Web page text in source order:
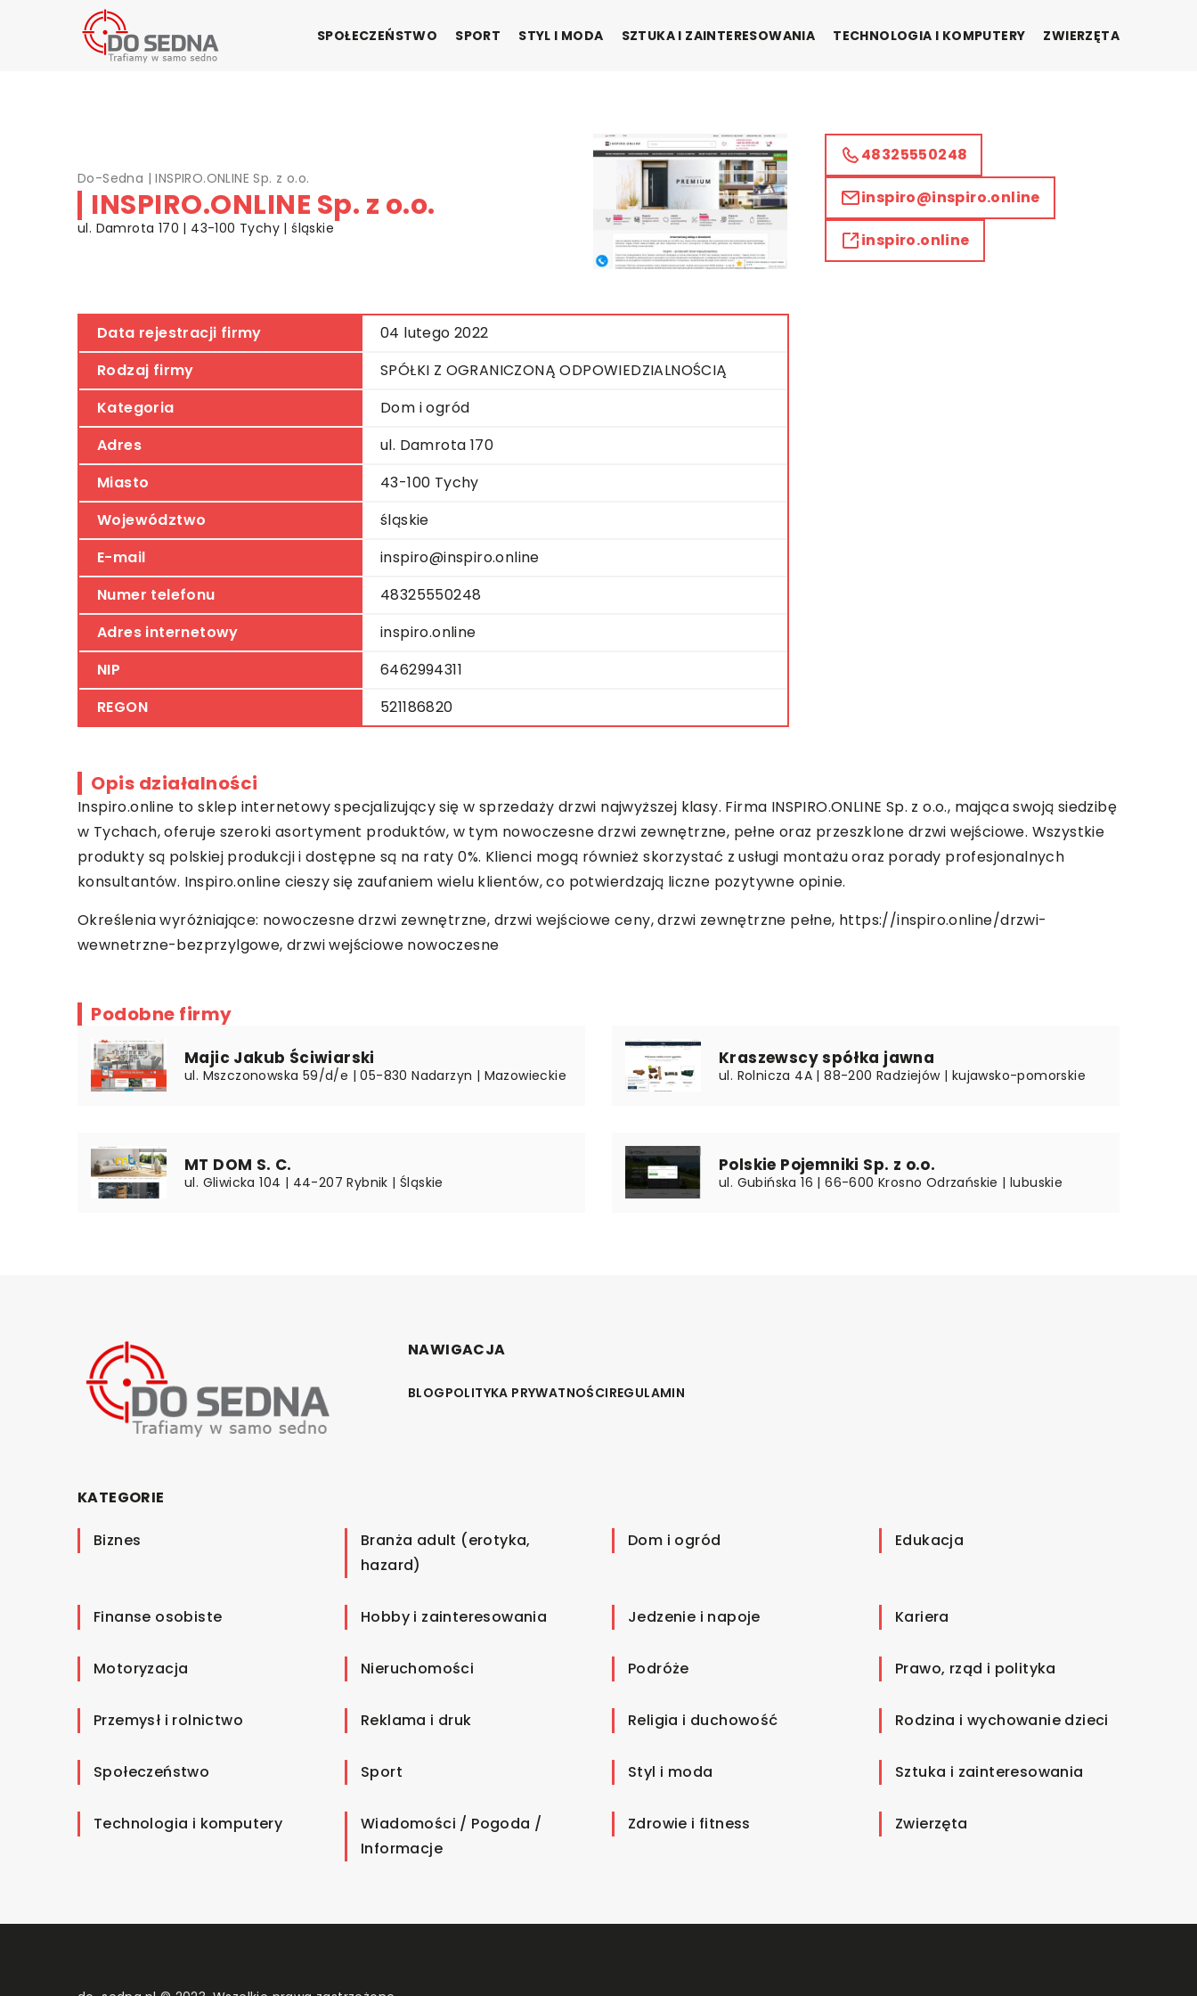
SPOŁECZEŃSTWO SPORT STYL I MODA SZTUKA I ZAINTERESOWANIA TECHNOLOGIA I KOMPUTERY ZWIERZĘTA
Do-Sedna |INSPIRO.ONLINE Sp. z o.o.
INSPIRO.ONLINE Sp. z o.o.
ul. Damrota 170 | 43-100 Tychy | śląskie
Data rejestracji firmy
04 lutego 2022
Rodzaj firmy
SPÓŁKI Z OGRANICZONĄ ODPOWIEDZIALNOŚCIĄ
Kategoria
Dom i ogród
Adres
ul. Damrota 170
Miasto
43-100 Tychy
Województwo
śląskie
E-mail
inspiro@inspiro.online
Numer telefonu
48325550248
Adres internetowy
inspiro.online
NIP
6462994311
REGON
521186820
48325550248
inspiro@inspiro.online
inspiro.online
Opis działalności
Inspiro.online to sklep internetowy specjalizujący się w sprzedaży drzwi najwyższej klasy. Firma INSPIRO.ONLINE Sp. z o.o., mająca swoją siedzibę
w Tychach, oferuje szeroki asortyment produktów, w tym nowoczesne drzwi zewnętrzne, pełne oraz przeszklone drzwi wejściowe. Wszystkie
produkty są polskiej produkcji i dostępne są na raty 0%. Klienci mogą również skorzystać z usługi montażu oraz porady profesjonalnych
konsultantów. Inspiro.online cieszy się zaufaniem wielu klientów, co potwierdzają liczne pozytywne opinie.
Określenia wyróżniające: nowoczesne drzwi zewnętrzne, drzwi wejściowe ceny, drzwi zewnętrzne pełne, https://inspiro.online/drzwi-
wewnetrzne-bezprzylgowe, drzwi wejściowe nowoczesne
Podobne firmy
Majic Jakub Ściwiarski
ul. Mszczonowska 59/d/e | 05-830 Nadarzyn | Mazowieckie
Kraszewscy spółka jawna
ul. Rolnicza 4A | 88-200 Radziejów | kujawsko-pomorskie
MT DOM S. C.
ul. Gliwicka 104 | 44-207 Rybnik | Śląskie
Polskie Pojemniki Sp. z o.o.
ul. Gubińska 16 | 66-600 Krosno Odrzańskie | lubuskie
NAWIGACJA
BLOGPOLITYKA PRYWATNOŚCIREGULAMIN
KATEGORIE
Biznes
Branża adult (erotyka,
hazard)
Dom i ogród Edukacja
Finanse osobiste Hobby i zainteresowania Jedzenie i napoje Kariera
Motoryzacja Nieruchomości Podróże Prawo, rząd i polityka
Przemysł i rolnictwo Reklama i druk Religia i duchowość Rodzina i wychowanie dzieci
Społeczeństwo Sport Styl i moda Sztuka i zainteresowania
Technologia i komputery
Wiadomości / Pogoda /
Informacje
Zdrowie i fitness Zwierzęta